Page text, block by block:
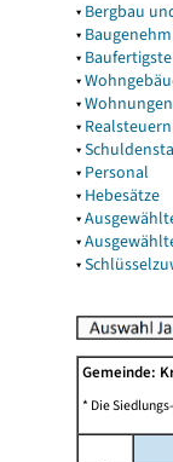
▾ Bergbau
▾
▾
▾
▾Wohnungen
▾ Realsteuern
▾
▾ Personal
▾ Hebesätze
▾
▾
▾
Gemeinde:
* Die